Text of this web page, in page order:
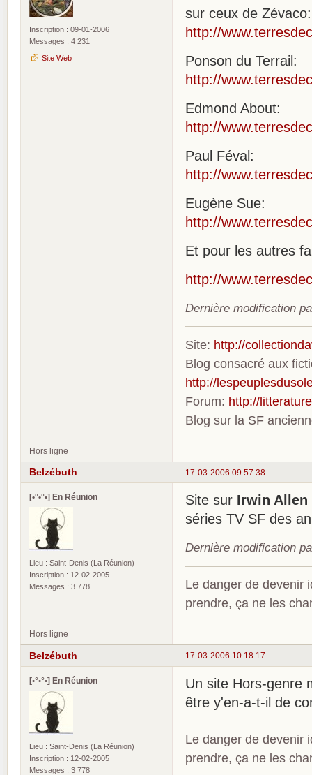
Inscription : 09-01-2006
Messages : 4 231
Site Web
sur ceux de Zévaco:
http://
Ponson du Terrail:
http://
Edmond About:
http://
Paul Féval:
http://
Eugène Sue:
http://
Et pour les autres
http://
Dernière modification
Site: http://
Blog consacré aux
http://
Forum: http://
Blog sur la SF
Hors ligne
17-03-2006 09:57:38
Belzébuth
[•°•°•] En Réunion
Lieu : Saint-Denis (La Réunion)
Inscription : 12-02-2005
Messages : 3 778
Site sur Irwin Allen
séries TV SF des
Dernière modification
Le danger de devenir
prendre, ça ne les
Hors ligne
17-03-2006 10:18:17
Belzébuth
[•°•°•] En Réunion
Lieu : Saint-Denis (La Réunion)
Inscription : 12-02-2005
Messages : 3 778
Un site Hors-genre
être y'en-a-t-il de
Le danger de devenir
prendre, ça ne les